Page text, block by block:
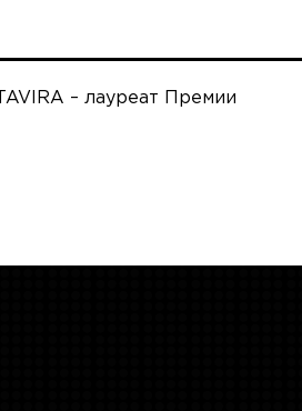
– лауреат Премии